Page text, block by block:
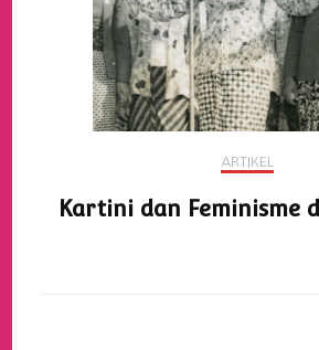
ARTIKEL
Kartini dan Feminisme